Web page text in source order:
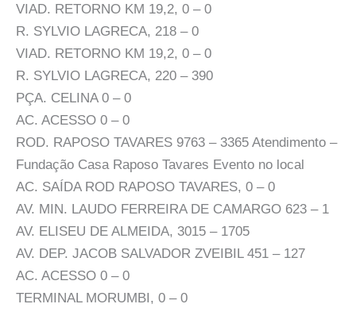
VIAD. RETORNO KM 19,2, 0 – 0
R. SYLVIO LAGRECA, 218 – 0
VIAD. RETORNO KM 19,2, 0 – 0
R. SYLVIO LAGRECA, 220 – 390
PÇA. CELINA 0 – 0
AC. ACESSO 0 – 0
ROD. RAPOSO TAVARES 9763 – 3365 Atendimento –
Fundação Casa Raposo Tavares Evento no local
AC. SAÍDA ROD RAPOSO TAVARES, 0 – 0
AV. MIN. LAUDO FERREIRA DE CAMARGO 623 – 1
AV. ELISEU DE ALMEIDA, 3015 – 1705
AV. DEP. JACOB SALVADOR ZVEIBIL 451 – 127
AC. ACESSO 0 – 0
TERMINAL MORUMBI, 0 – 0